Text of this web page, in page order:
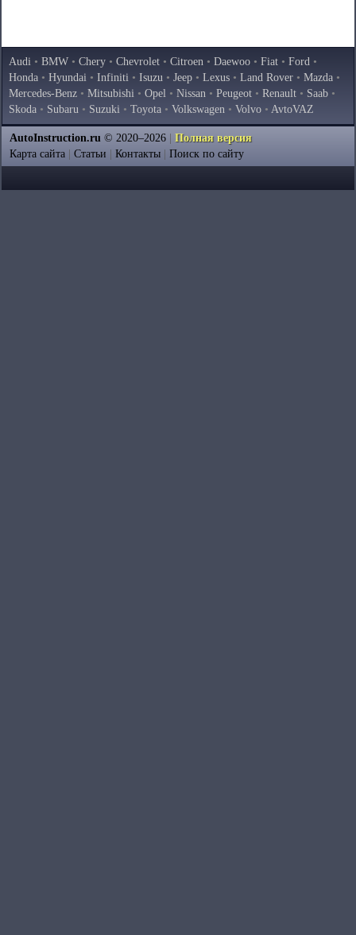
Audi • BMW • Chery • Chevrolet • Citroen • Daewoo • Fiat • Ford •
Honda • Hyundai • Infiniti • Isuzu • Jeep • Lexus • Land Rover • Mazda •
Mercedes-Benz • Mitsubishi • Opel • Nissan • Peugeot • Renault • Saab •
Skoda • Subaru • Suzuki • Toyota • Volkswagen • Volvo • AvtoVAZ
AutoInstruction.ru © 2020–2026 | Полная версия
Карта сайта | Статьи | Контакты | Поиск по сайту